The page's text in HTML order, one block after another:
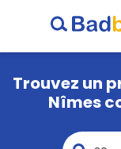
Trouvez un
Nîmes